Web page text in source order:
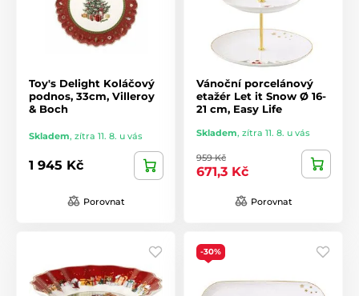
Toy's Delight Koláčový
podnos, 33cm, Villeroy
& Boch
Skladem, zítra 11. 8. u vás
1 945 Kč
Porovnat
Vánoční porcelánový
etažér Let it Snow Ø 16-
21 cm, Easy Life
Skladem, zítra 11. 8. u vás
959 Kč
671,3 Kč
Porovnat
-30%